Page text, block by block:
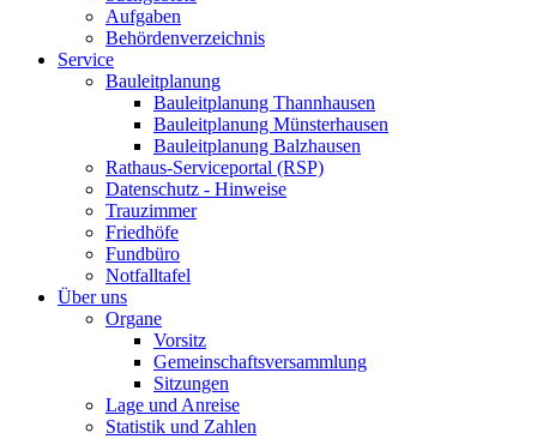
Aufgaben
Behördenverzeichnis
Service
Bauleitplanung
Bauleitplanung Thannhausen
Bauleitplanung Münsterhausen
Bauleitplanung Balzhausen
Rathaus-Serviceportal (RSP)
Datenschutz - Hinweise
Trauzimmer
Friedhöfe
Fundbüro
Notfalltafel
Über uns
Organe
Vorsitz
Gemeinschaftsversammlung
Sitzungen
Lage und Anreise
Statistik und Zahlen